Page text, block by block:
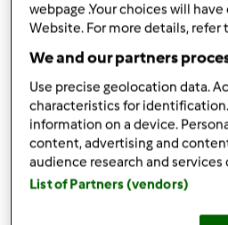
Palitinhos salgados
4unidadeovos
20gramasal
1colher de sopa orégãos,
q.b.pimenta do reino,
40gramaaçúcar
webpage .Your choices will
Website. For more details, refer
We and our partners
Use precise geolocation data.
characteristics for
information on a device.
content, advertising and
audience research and
List of Partners (vendors)